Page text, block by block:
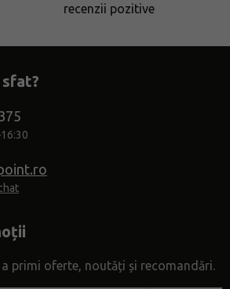
recenzii pozitive
primi oferte, noutăți și recomandări.